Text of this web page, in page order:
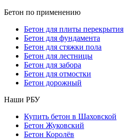
Бетон по применению
Бетон для плиты перекрытия
Бетон для фундамента
Бетон для стяжки пола
Бетон для лестницы
Бетон для забора
Бетон для отмостки
Бетон дорожный
Наши РБУ
Купить бетон в Шаховской
Бетон Жуковский
Бетон Королёв